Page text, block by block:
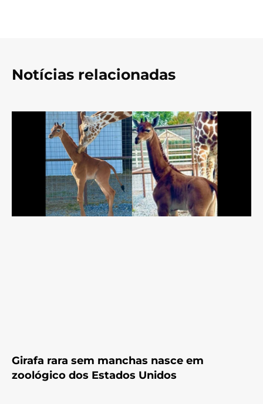
Notícias relacionadas
Girafa rara sem manchas nasce em
zoológico dos Estados Unidos